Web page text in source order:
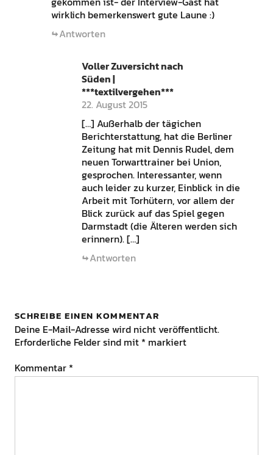
wirklich bemerkenswert gute Laune :)
Antworten
Voller Zuversicht nach
Süden |
***textilvergehen***
22. August 2015
[…] Außerhalb der tägichen
Berichterstattung, hat die Berliner
Zeitung hat mit Dennis Rudel, dem
neuen Torwarttrainer bei Union,
gesprochen. Interessanter, wenn
auch leider zu kurzer, Einblick in die
Arbeit mit Torhütern, vor allem der
Blick zurück auf das Spiel gegen
Darmstadt (die Älteren werden sich
erinnern). […]
Antworten
SCHREIBE EINEN KOMMENTAR
Deine E-Mail-Adresse wird nicht veröffentlicht.
Erforderliche Felder sind mit * markiert
Kommentar *